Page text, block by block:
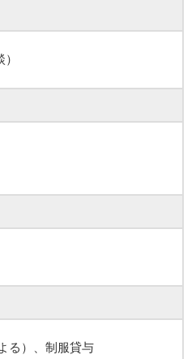
る）、制服貸与